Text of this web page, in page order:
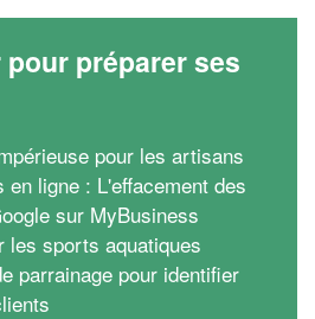
préparer ses
pour les artisans
en ligne : L'effacement des
sur MyBusiness
les sports aquatiques
parrainage pour identifier